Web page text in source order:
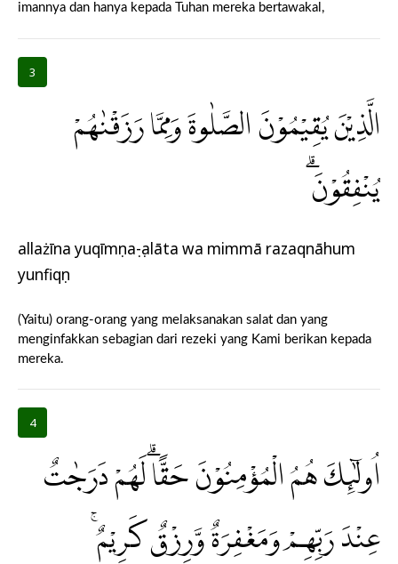
imannya dan hanya kepada Tuhan mereka bertawakal,
3
الَّذِيْنَ يُقِيْمُوْنَ الصَّلٰوةَ وَمِمَّا رَزَقْنٰهُمْ
يُنْفِقُوْنَۗ
allażīna yuqīmụnaṣ-ṣalāta wa mimmā razaqnāhum
yunfiqụn
(Yaitu) orang-orang yang melaksanakan salat dan yang
menginfakkan sebagian dari rezeki yang Kami berikan kepada
mereka.
4
اُولٰۤىِٕكَ هُمُ الْمُؤْمِنُوْنَ حَقًّاۗ لَهُمْ دَرَجٰتٌ
عِنْدَ رَبِّهِمْ وَمَغْفِرَةٌ وَّرِزْقٌ كَرِيْمٌۚ